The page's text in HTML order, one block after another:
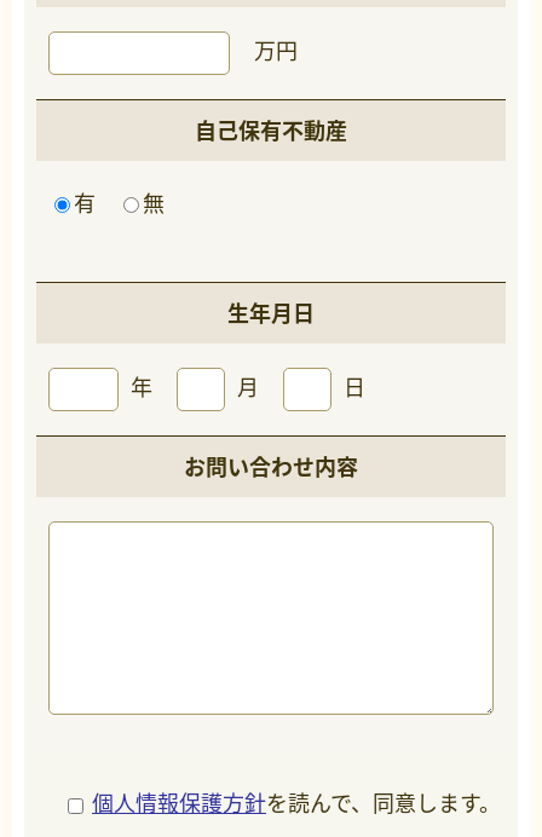
万円
自己保有不動産
有 無
生年月日
年 月 日
お問い合わせ内容
個人情報保護方針を読んで、同意します。